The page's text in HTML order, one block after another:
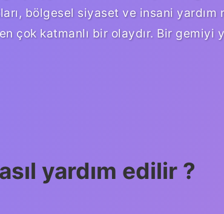
bölgesel siyaset ve insani yardım
çok katmanlı bir olaydır. Bir gemiyi
yardım edilir ?